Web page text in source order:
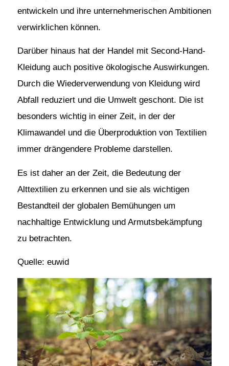
entwickeln und ihre unternehmerischen Ambitionen
verwirklichen können.
Darüber hinaus hat der Handel mit Second-Hand-
Kleidung auch positive ökologische Auswirkungen.
Durch die Wiederverwendung von Kleidung wird
Abfall reduziert und die Umwelt geschont. Die ist
besonders wichtig in einer Zeit, in der der
Klimawandel und die Überproduktion von Textilien
immer drängendere Probleme darstellen.
Es ist daher an der Zeit, die Bedeutung der
Alttextilien zu erkennen und sie als wichtigen
Bestandteil der globalen Bemühungen um
nachhaltige Entwicklung und Armutsbekämpfung
zu betrachten.
Quelle: euwid